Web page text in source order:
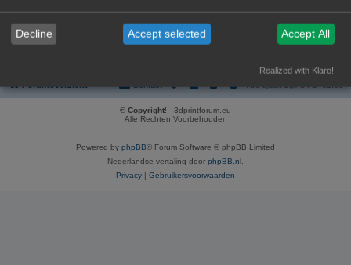
Gebruikersvoorwaarden|Privacybeleid
Registreer
© Copyright! - 3dprintforum.eu
Alle Rechten Voorbehouden
Powered by phpBB® Forum Software © phpBB Limited
Nederlandse vertaling door phpBB.nl
Privacy | Gebruikersvoorwaarden
Decline Accept selected Accept All
Realized with Klaro!